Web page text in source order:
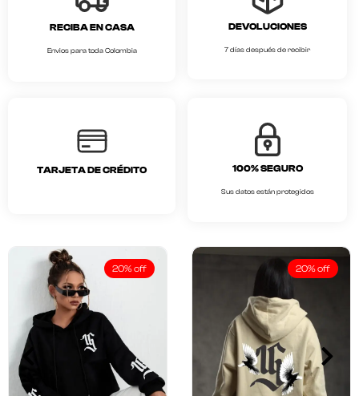
RECIBA EN CASA
Envios para toda Colombia
DEVOLUCIONES
7 días después de recibir
TARJETA DE CRÉDITO 100% SEGURO
Sus datos están protegidos
20% off 20% off